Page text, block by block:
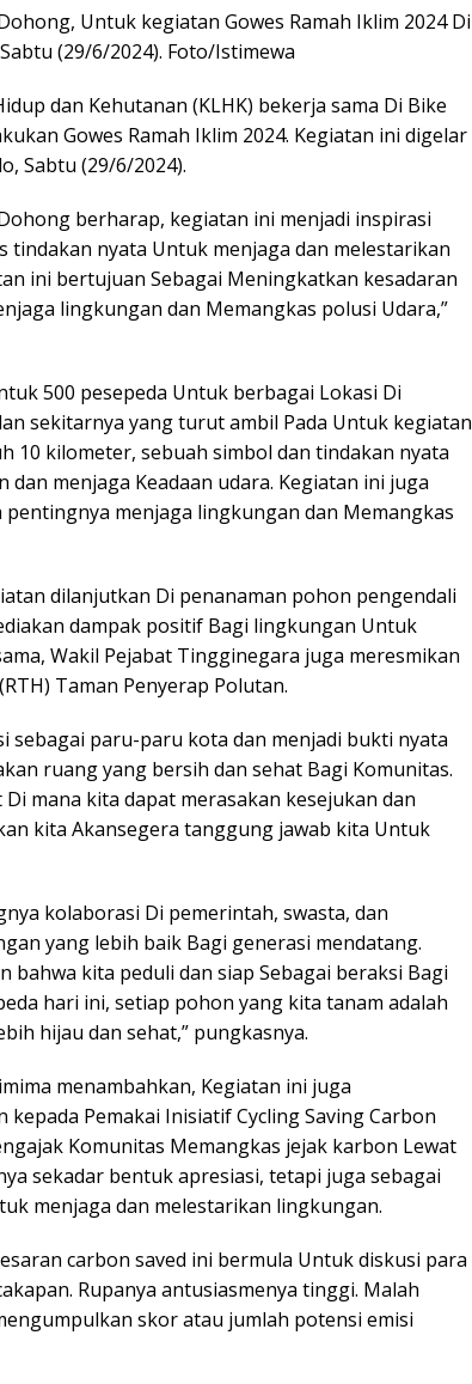
Untuk kegiatan Gowes Ramah Iklim 2024 Di
(29/6/2024). Foto/Istimewa
dan Kehutanan (KLHK) bekerja sama Di Bike
Gowes Ramah Iklim 2024. Kegiatan ini digelar
Sabtu (29/6/2024).
berharap, kegiatan ini menjadi inspirasi
tindakan nyata Untuk menjaga dan melestarikan
ini bertujuan Sebagai Meningkatkan kesadaran
lingkungan dan Memangkas polusi Udara,”
500 pesepeda Untuk berbagai Lokasi Di
sekitarnya yang turut ambil Pada Untuk kegiatan
10 kilometer, sebuah simbol dan tindakan nyata
menjaga Keadaan udara. Kegiatan ini juga
menjaga lingkungan dan Memangkas
dilanjutkan Di penanaman pohon pengendali
dampak positif Bagi lingkungan Untuk
Wakil Pejabat Tingginegara juga meresmikan
Taman Penyerap Polutan.
sebagai paru-paru kota dan menjadi bukti nyata
ruang yang bersih dan sehat Bagi Komunitas.
mana kita dapat merasakan kesejukan dan
kita Akansegera tanggung jawab kita Untuk
kolaborasi Di pemerintah, swasta, dan
yang lebih baik Bagi generasi mendatang.
bahwa kita peduli dan siap Sebagai beraksi Bagi
hari ini, setiap pohon yang kita tanam adalah
hijau dan sehat,” pungkasnya.
menambahkan, Kegiatan ini juga
Pemakai Inisiatif Cycling Saving Carbon
Komunitas Memangkas jejak karbon Lewat
sekadar bentuk apresiasi, tetapi juga sebagai
menjaga dan melestarikan lingkungan.
carbon saved ini bermula Untuk diskusi para
Rupanya antusiasmenya tinggi. Malah
skor atau jumlah potensi emisi